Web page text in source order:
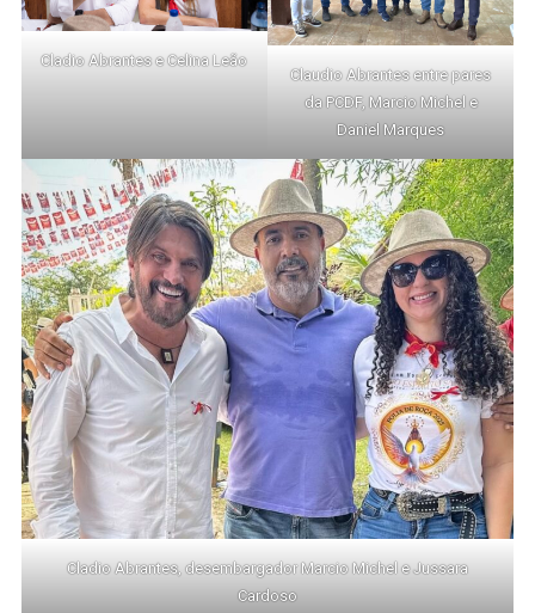
Cladio Abrantes e Celina Leão
Claudio Abrantes entre pares
da PCDF, Marcio Michel e
Daniel Marques
Cladio Abrantes, desembargador Marcio Michel e Jussara
Cardoso